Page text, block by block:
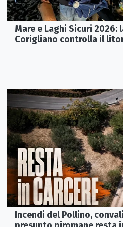
Mare e Laghi Sicuri 2026:
Corigliano controlla il
Incendi del Pollino,